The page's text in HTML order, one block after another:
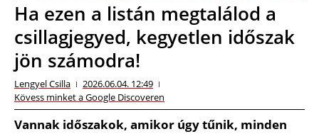
Ha ezen a listán megtalálod a
csillagjegyed, kegyetlen időszak
jön számodra!
Lengyel Csilla
2026.06.04. 12:49
Kövess minket a Google Discoveren
Vannak időszakok, amikor úgy tűnik, minden